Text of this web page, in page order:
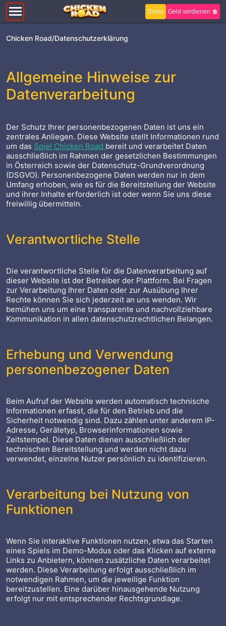
Demo Geld verdienen 💲
Chicken Road/Datenschutzerklärung
Allgemeine Hinweise zur
Datenverarbeitung
Der Schutz Ihrer personenbezogenen Daten ist uns ein
zentrales Anliegen. Diese Website stellt Informationen rund
um das Spiel Chicken Road bereit und verarbeitet Daten
ausschließlich im Rahmen der gesetzlichen Bestimmungen
in Österreich sowie der Datenschutz-Grundverordnung
(DSGVO). Personenbezogene Daten werden nur in dem
Umfang erhoben, wie es für die Bereitstellung der Website
und ihrer Inhalte erforderlich ist oder wenn Sie uns diese
freiwillig übermitteln.
Verantwortliche Stelle
Die verantwortliche Stelle für die Datenverarbeitung auf
dieser Website ist der Betreiber der Plattform. Bei Fragen
zur Verarbeitung Ihrer Daten oder zur Ausübung Ihrer
Rechte können Sie sich jederzeit an uns wenden. Wir
bemühen uns um eine transparente und nachvollziehbare
Kommunikation in allen datenschutzrechtlichen Belangen.
Erhebung und Verwendung
personenbezogener Daten
Beim Aufruf der Website werden automatisch technische
Informationen erfasst, die für den Betrieb und die
Sicherheit notwendig sind. Dazu zählen unter anderem IP-
Adresse, Gerätetyp, Browserinformationen sowie
Zeitstempel. Diese Daten dienen ausschließlich der
technischen Bereitstellung und werden nicht dazu
verwendet, einzelne Nutzer persönlich zu identifizieren.
Verarbeitung bei Nutzung von
Funktionen
Wenn Sie interaktive Funktionen nutzen, etwa das Starten
eines Spiels im Demo-Modus oder das Klicken auf externe
Links zu Anbietern, können zusätzliche Daten verarbeitet
werden. Diese Verarbeitung erfolgt ausschließlich im
notwendigen Rahmen, um die jeweilige Funktion
bereitzustellen. Eine darüber hinausgehende Nutzung
erfolgt nur mit entsprechender Rechtsgrundlage.